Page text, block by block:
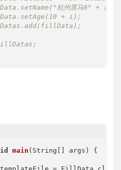
杭州黑马0" + i);
+ i);
main (String[] args)
{